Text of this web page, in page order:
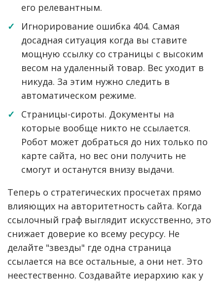
его релевантным.
Игнорирование ошибка 404. Самая
досадная ситуация когда вы ставите
мощную ссылку со страницы с высоким
весом на удаленный товар. Вес уходит в
никуда. За этим нужно следить в
автоматическом режиме.
Страницы-сироты. Документы на
которые вообще никто не ссылается.
Робот может добраться до них только по
карте сайта, но вес они получить не
смогут и останутся внизу выдачи.
Теперь о стратегических просчетах прямо
влияющих на авторитетность сайта. Когда
ссылочный граф выглядит искусственно, это
снижает доверие ко всему ресурсу. Не
делайте "звезды" где одна страница
ссылается на все остальные, а они нет. Это
неестественно. Создавайте иерархию как у